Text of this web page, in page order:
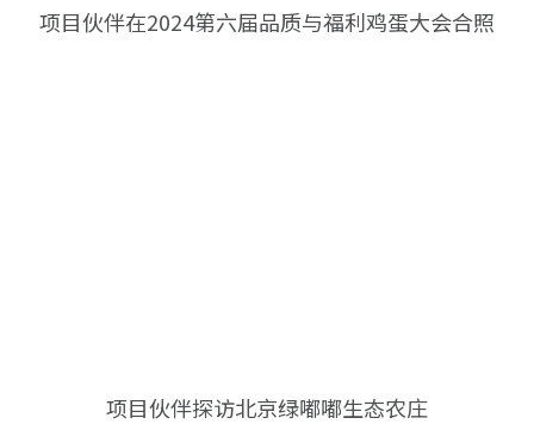
项目伙伴在2024第六届品质与福利鸡蛋大会合照
项目伙伴探访北京绿嘟嘟生态农庄